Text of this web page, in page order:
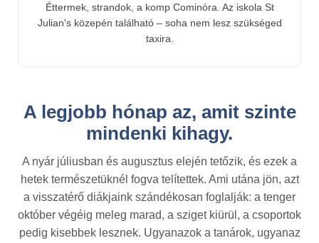
Éttermek, strandok, a komp Cominóra. Az iskola St
Julian's közepén található – soha nem lesz szükséged
taxira.
A legjobb hónap az, amit szinte
mindenki kihagy.
A nyár júliusban és augusztus elején tetőzik, és ezek a
hetek természetüknél fogva telítettek. Ami utána jön, azt
a visszatérő diákjaink szándékosan foglalják: a tenger
október végéig meleg marad, a sziget kiürül, a csoportok
pedig kisebbek lesznek. Ugyanazok a tanárok, ugyanaz